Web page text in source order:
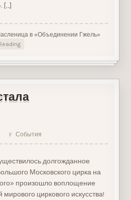
[…]
в «Объединении Гжель»
События
долгожданное
Московского цирка на
произошло воплощение
циркового искусства!